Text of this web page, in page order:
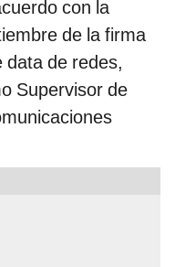
con la
de la firma
data de redes,
Supervisor de